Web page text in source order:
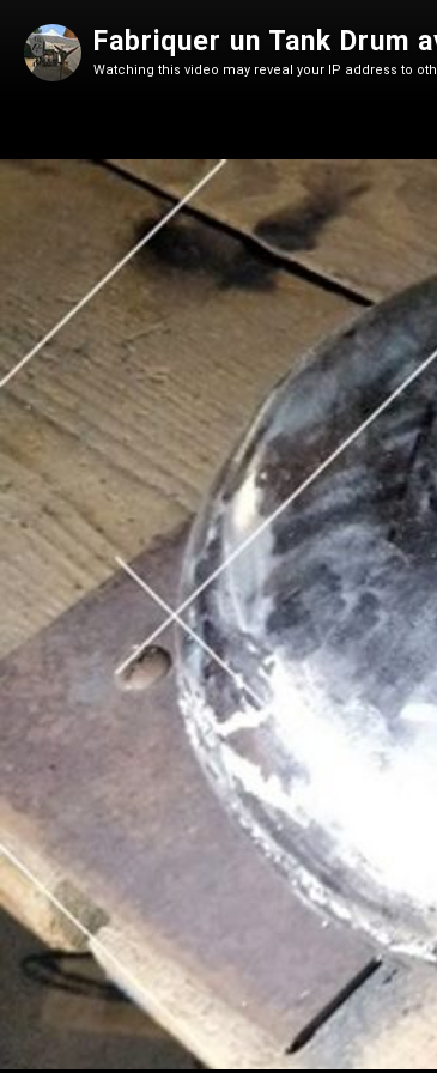
Fabriquer un Tank Drum
Watching this video may reveal your IP address to